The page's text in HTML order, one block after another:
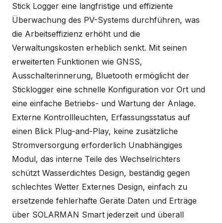
Stick Logger eine langfristige und effiziente
Überwachung des PV-Systems durchführen, was
die Arbeitseffizienz erhöht und die
Verwaltungskosten erheblich senkt. Mit seinen
erweiterten Funktionen wie GNSS,
Ausschalterinnerung, Bluetooth ermöglicht der
Sticklogger eine schnelle Konfiguration vor Ort und
eine einfache Betriebs- und Wartung der Anlage.
Externe Kontrollleuchten, Erfassungsstatus auf
einen Blick Plug-and-Play, keine zusätzliche
Stromversorgung erforderlich Unabhängiges
Modul, das interne Teile des Wechselrichters
schützt Wasserdichtes Design, beständig gegen
schlechtes Wetter Externes Design, einfach zu
ersetzende fehlerhafte Geräte Daten und Erträge
über SOLARMAN Smart jederzeit und überall